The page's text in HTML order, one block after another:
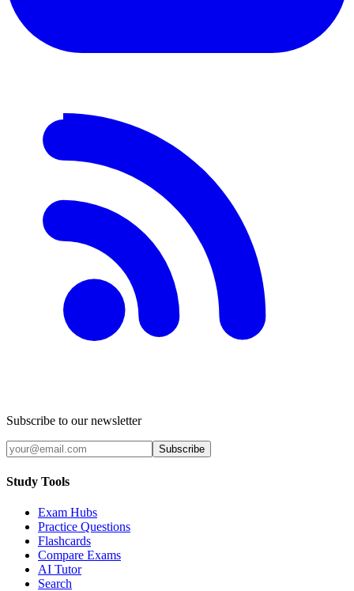
Subscribe to our newsletter
Subscribe
Study Tools
Exam Hubs
Practice Questions
Flashcards
Compare Exams
AI Tutor
Search